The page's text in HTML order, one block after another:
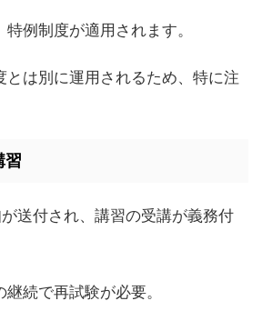
例制度が適用されます。
とは別に運用されるため、特に注
習
送付され、講習の受講が義務付
続で再試験が必要。